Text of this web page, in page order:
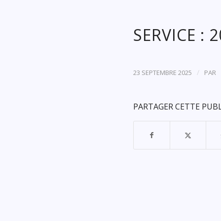
SERVICE :
23 SEPTEMBRE 2025 / PAR
PARTAGER CETTE